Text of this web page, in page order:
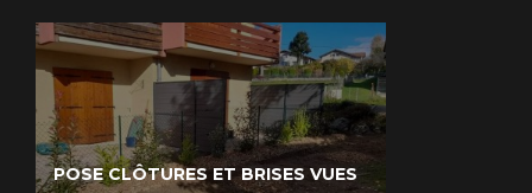
POSE CLÔTURES ET BRISES VUES